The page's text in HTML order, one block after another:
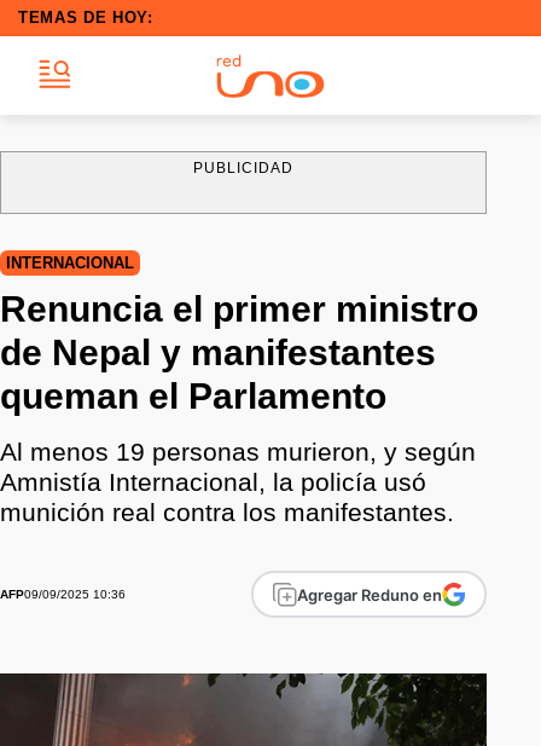
TEMAS DE HOY:
PUBLICIDAD
INTERNACIONAL
Renuncia el primer ministro
de Nepal y manifestantes
queman el Parlamento
Al menos 19 personas murieron, y según
Amnistía Internacional, la policía usó
munición real contra los manifestantes.
AFP09/09/2025 10:36 Agregar Reduno en